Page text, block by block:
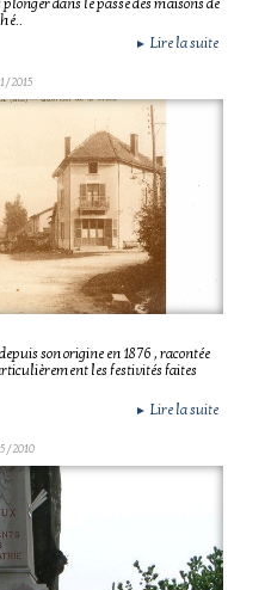
dans le passé des maisons de
► Lire la suite
2015
son origine en 1876 , racontée
les festivités faites
► Lire la suite
2010